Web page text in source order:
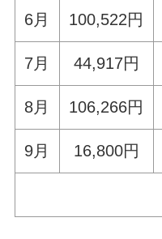
6月 100,522円
7月 44,917円
8月 106,266円
9月 16,800円